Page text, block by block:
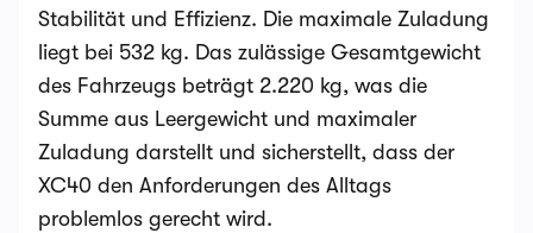
Stabilität und Effizienz. Die maximale Zuladung
liegt bei 532 kg. Das zulässige Gesamtgewicht
des Fahrzeugs beträgt 2.220 kg, was die
Summe aus Leergewicht und maximaler
Zuladung darstellt und sicherstellt, dass der
XC40 den Anforderungen des Alltags
problemlos gerecht wird.